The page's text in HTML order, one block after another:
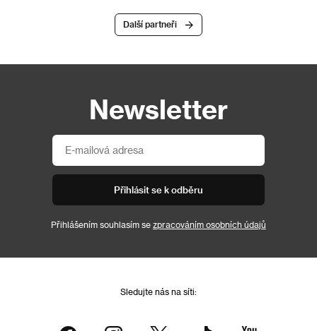
Další partneři
Newsletter
Přihlásit se k odběru
Přihlášením souhlasím se zpracováním osobních údajů
Sledujte nás na síti: